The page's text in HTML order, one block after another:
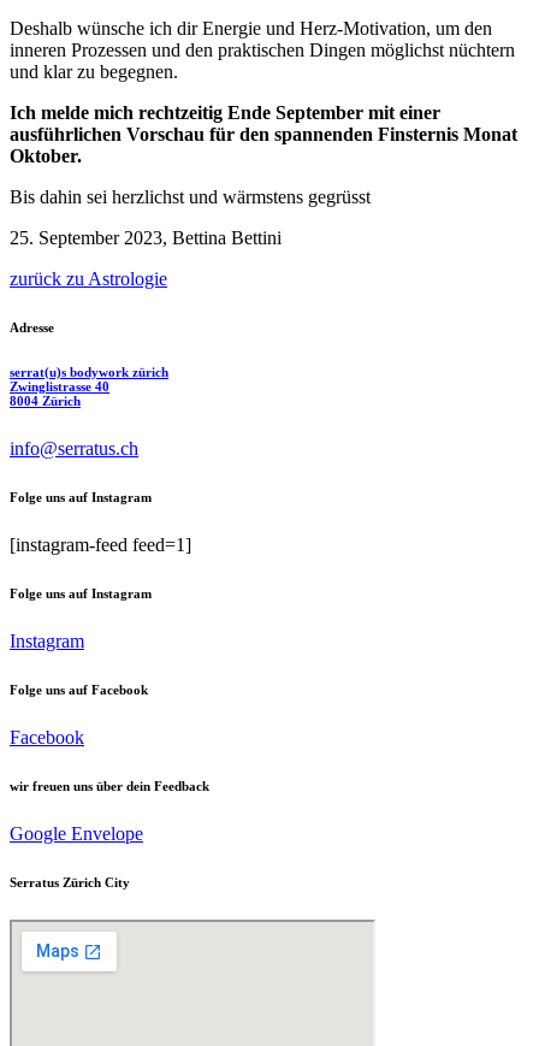
Deshalb wünsche ich dir Energie und Herz-Motivation, um den
inneren Prozessen und den praktischen Dingen möglichst nüchtern
und klar zu begegnen.
Ich melde mich rechtzeitig Ende September mit einer
ausführlichen Vorschau für den spannenden Finsternis Monat
Oktober.
Bis dahin sei herzlichst und wärmstens gegrüsst
25. September 2023, Bettina Bettini
zurück zu Astrologie
Adresse
serrat(u)s bodywork zürich
Zwinglistrasse 40
8004 Zürich
info@serratus.ch
Folge uns auf Instagram
[instagram-feed feed=1]
Folge uns auf Instagram
Instagram
Folge uns auf Facebook
Facebook
wir freuen uns über dein Feedback
Google Envelope
Serratus Zürich City